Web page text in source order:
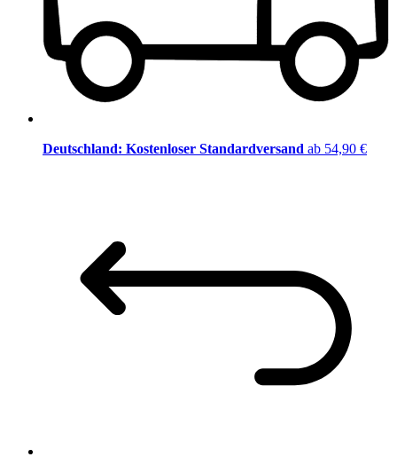
Deutschland: Kostenloser Standardversand ab 54,90 €